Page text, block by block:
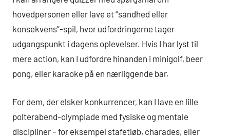
hovedpersonen eller lave et “sandhed eller
konsekvens”-spil, hvor udfordringerne tager
udgangspunkt i dagens oplevelser. Hvis I har lyst til
mere action, kan I udfordre hinanden i minigolf, beer
pong, eller karaoke på en nærliggende bar.
For dem, der elsker konkurrencer, kan I lave en lille
polterabend-olympiade med fysiske og mentale
discipliner – for eksempel stafetløb, charades, eller